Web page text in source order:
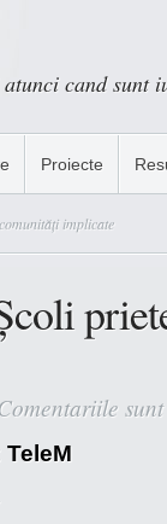
cand sunt
Proiecte
implicate
TeleM